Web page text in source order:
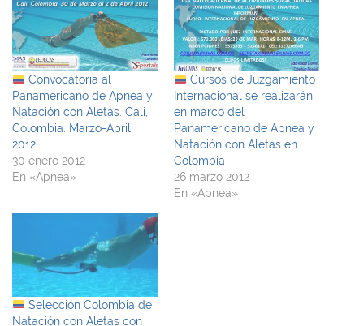
Convocatoria al
Panamericano de Apnea y
Natación con Aletas. Cali,
Colombia. Marzo-Abril
2012
30 enero 2012
En «Apnea»
Cursos de Juzgamiento
Internacional se realizarán
en marco del
Panamericano de Apnea y
Natación con Aletas en
Colombia
26 marzo 2012
En «Apnea»
Selección Colombia de
Natación con Aletas con